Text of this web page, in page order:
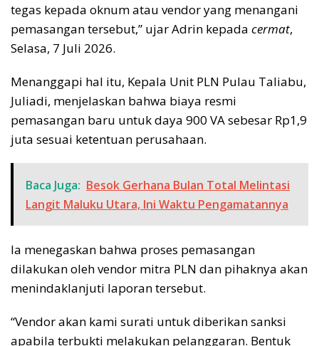
tegas kepada oknum atau vendor yang menangani
pemasangan tersebut,” ujar Adrin kepada cermat,
Selasa, 7 Juli 2026.
Menanggapi hal itu, Kepala Unit PLN Pulau Taliabu,
Juliadi, menjelaskan bahwa biaya resmi
pemasangan baru untuk daya 900 VA sebesar Rp1,9
juta sesuai ketentuan perusahaan.
Baca Juga: Besok Gerhana Bulan Total Melintasi
Langit Maluku Utara, Ini Waktu Pengamatannya
Ia menegaskan bahwa proses pemasangan
dilakukan oleh vendor mitra PLN dan pihaknya akan
menindaklanjuti laporan tersebut.
“Vendor akan kami surati untuk diberikan sanksi
apabila terbukti melakukan pelanggaran. Bentuk